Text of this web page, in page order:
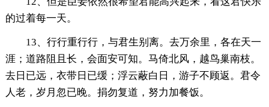
的过着每一天。
13、行行重行行，与君生别离。去万余里，各在天一
涯；道路阻且长，会面安可知。马倚北风，越鸟巢南枝。
去日已远，衣带日已缓；浮云蔽白日，游子不顾返。君令
人老，岁月忽已晚。捐勿复道，努力加餐饭。